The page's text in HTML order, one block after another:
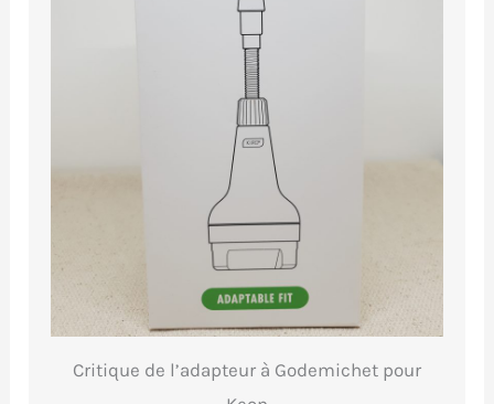
Critique de l’adapteur à Godemichet pour